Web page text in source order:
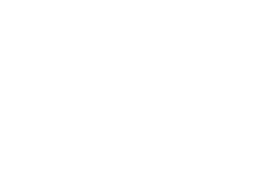
e altri mezzi di